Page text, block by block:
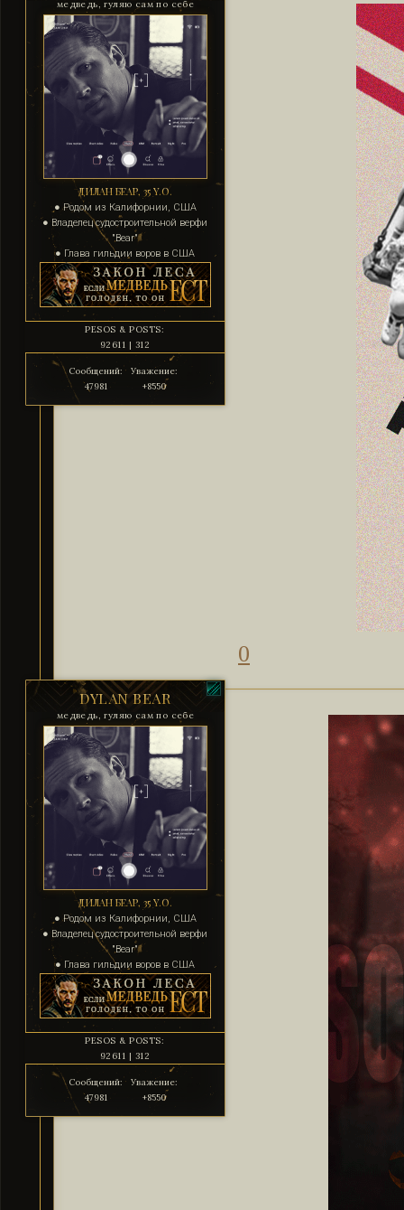
медведь, гуляю сам по себе
ДИЛАН БЕАР, 35 Y.O.
● Родом из Калифорнии, США
● Владелец судостроительной верфи
"Bear"
● Глава гильдии воров в США
PESOS & POSTS:
92611 | 312
Сообщений:
47981
Уважение:
+8550
0
DYLAN BEAR
медведь, гуляю сам по себе
ДИЛАН БЕАР, 35 Y.O.
● Родом из Калифорнии, США
● Владелец судостроительной верфи
"Bear"
● Глава гильдии воров в США
PESOS & POSTS:
92611 | 312
Сообщений:
47981
Уважение:
+8550